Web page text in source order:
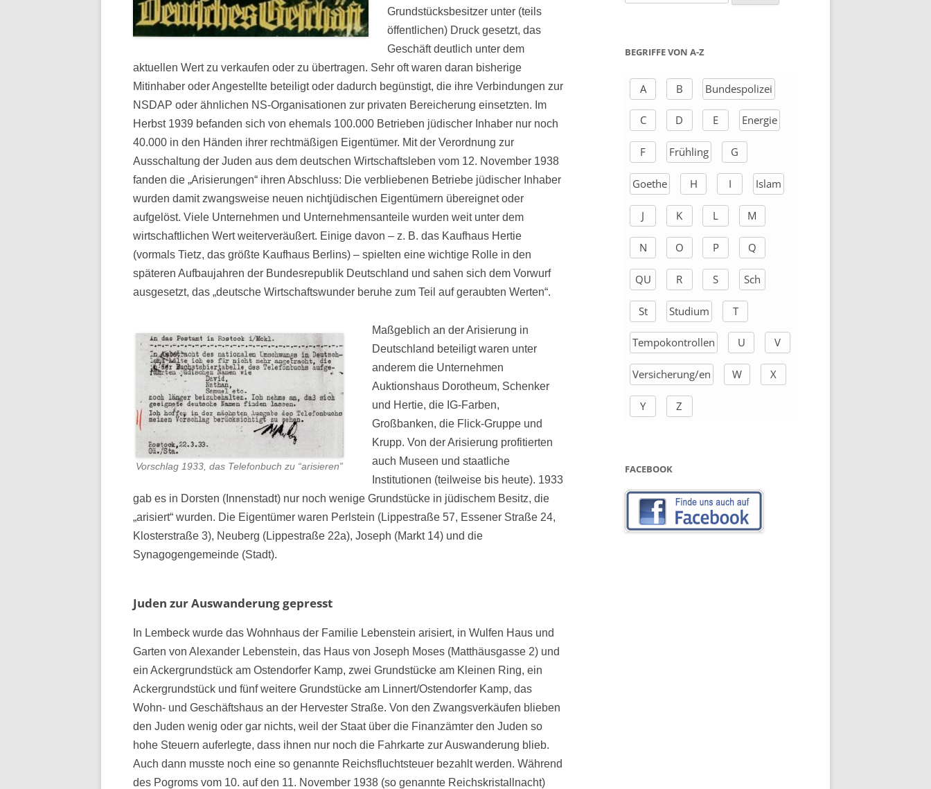
Grundstücksbesitzer unter (teils
öffentlichen) Druck gesetzt, das
Geschäft deutlich unter dem
aktuellen Wert zu verkaufen oder zu übertragen. Sehr oft waren daran bisherige
Mitinhaber oder Angestellte beteiligt oder dadurch begünstigt, die ihre Verbindungen zur
NSDAP oder ähnlichen NS-Organisationen zur privaten Bereicherung einsetzten. Im
Herbst 1939 befanden sich von ehemals 100.000 Betrieben jüdischer Inhaber nur noch
40.000 in den Händen ihrer rechtmäßigen Eigentümer. Mit der Verordnung zur
Ausschaltung der Juden aus dem deutschen Wirtschaftsleben vom 12. November 1938
fanden die „Arisierungen“ ihren Abschluss: Die verbliebenen Betriebe jüdischer Inhaber
wurden damit zwangsweise neuen nichtjüdischen Eigentümern übereignet oder
aufgelöst. Viele Unternehmen und Unternehmensanteile wurden weit unter dem
wirtschaftlichen Wert weiterveräußert. Einige davon – z. B. das Kaufhaus Hertie
(vormals Tietz, das größte Kaufhaus Berlins) – spielten eine wichtige Rolle in den
späteren Aufbaujahren der Bundesrepublik Deutschland und sahen sich dem Vorwurf
ausgesetzt, das „deutsche Wirtschaftswunder beruhe zum Teil auf geraubten Werten“.
Vorschlag 1933, das Telefonbuch zu “arisieren”
Maßgeblich an der Arisierung in
Deutschland beteiligt waren unter
anderem die Unternehmen
Auktionshaus Dorotheum, Schenker
und Hertie, die IG-Farben,
Großbanken, die Flick-Gruppe und
Krupp. Von der Arisierung profitierten
auch Museen und staatliche
Institutionen (teilweise bis heute). 1933
gab es in Dorsten (Innenstadt) nur noch wenige Grundstücke in jüdischem Besitz, die
„arisiert“ wurden. Die Eigentümer waren Perlstein (Lippestraße 57, Essener Straße 24,
Klosterstraße 3), Neuberg (Lippestraße 22a), Joseph (Markt 14) und die
Synagogengemeinde (Stadt).
Juden zur Auswanderung gepresst
In Lembeck wurde das Wohnhaus der Familie Lebenstein arisiert, in Wulfen Haus und
Garten von Alexander Lebenstein, das Haus von Joseph Moses (Matthäusgasse 2) und
ein Ackergrundstück am Ostendorfer Kamp, zwei Grundstücke am Kleinen Ring, ein
Ackergrundstück und fünf weitere Grundstücke am Linnert/Ostendorfer Kamp, das
Wohn- und Geschäftshaus an der Hervester Straße. Von den Zwangsverkäufen blieben
den Juden wenig oder gar nichts, weil der Staat über die Finanzämter den Juden so
hohe Steuern auferlegte, dass ihnen nur noch die Fahrkarte zur Auswanderung blieb.
Auch dann musste noch eine so genannte Reichsfluchtsteuer bezahlt werden. Während
des Pogroms vom 10. auf den 11. November 1938 (so genannte Reichskristallnacht)
h
h
BEGRIFFE VON A-Z
A B Bundespolizei
C D E Energie
F Frühling G
Goethe H I Islam
J K L M
N O P Q
QU R S Sch
St Studium T
Tempokontrollen U V
Versicherung/en W X
Y Z
FACEBOOK